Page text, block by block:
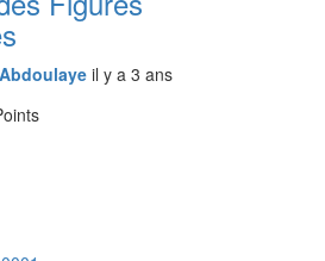
il y a 3 ans